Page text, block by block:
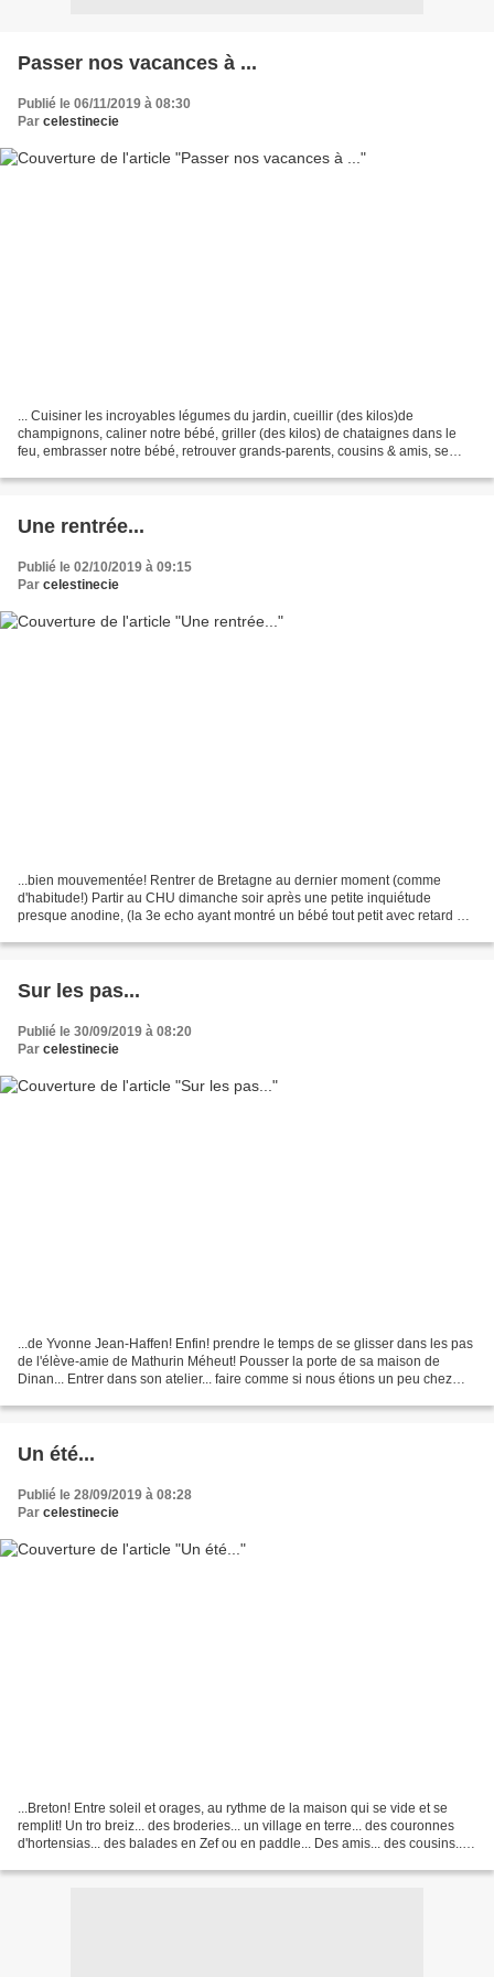
Passer nos vacances à ...
Publié le 06/11/2019 à 08:30
Par celestinecie
... Cuisiner les incroyables légumes du jardin, cueillir (des kilos)de
champignons, caliner notre bébé, griller (des kilos) de chataignes dans le
feu, embrasser notre bébé, retrouver grands-parents, cousins & amis, se
Une rentrée...
Publié le 02/10/2019 à 09:15
Par celestinecie
...bien mouvementée! Rentrer de Bretagne au dernier moment (comme
d'habitude!) Partir au CHU dimanche soir après une petite inquiétude
presque anodine, (la 3e echo ayant montré un bébé tout petit avec retard de
Sur les pas...
Publié le 30/09/2019 à 08:20
Par celestinecie
...de Yvonne Jean-Haffen! Enfin! prendre le temps de se glisser dans les pas
de l'élève-amie de Mathurin Méheut! Pousser la porte de sa maison de
Dinan... Entrer dans son atelier... faire comme si nous étions un peu chez
Un été...
Publié le 28/09/2019 à 08:28
Par celestinecie
...Breton! Entre soleil et orages, au rythme de la maison qui se vide et se
remplit! Un tro breiz... des broderies... un village en terre... des couronnes
d'hortensias... des balades en Zef ou en paddle... Des amis... des cousins...